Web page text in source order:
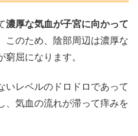
濃厚な気血が子宮に向かって
このため、陰部周辺は濃厚な
窮屈になります。
いレベルのドロドロであって
、気血の流れが滞って痒みを